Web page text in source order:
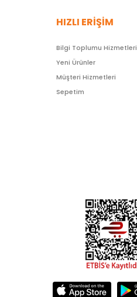
HIZLI ERİŞİM
Bilgi Toplumu Hizmetleri
Yeni Ürünler
Müşteri Hizmetleri
Sepetim